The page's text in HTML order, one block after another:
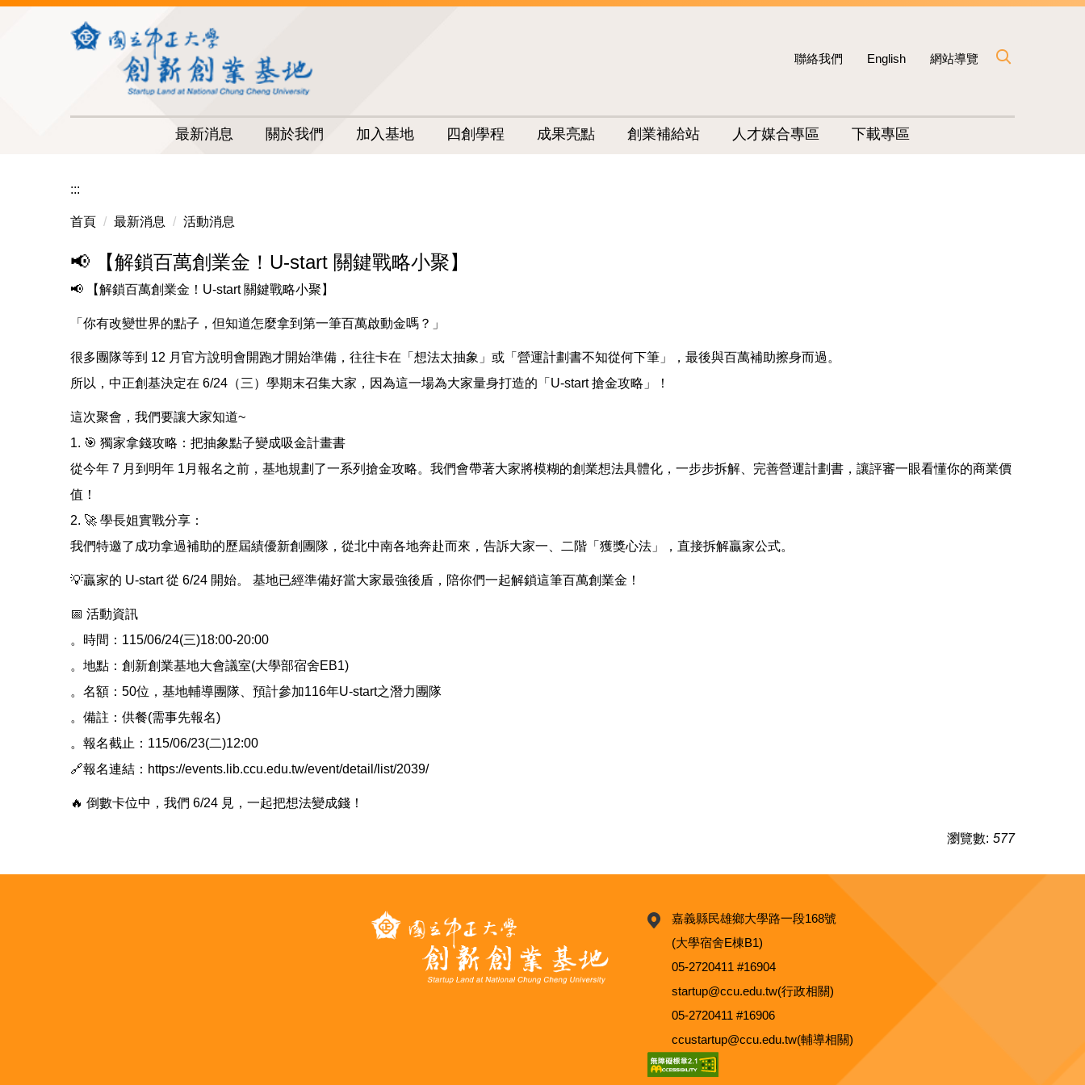
聯絡我們 English 網站導覽
最新消息 關於我們 加入基地 四創學程 成果亮點 創業補給站 人才媒合專區 下載專區
:::
首頁 最新消息 活動消息
📢 【解鎖百萬創業金！U-start 關鍵戰略小聚】
📢 【解鎖百萬創業金！U-start 關鍵戰略小聚】
「你有改變世界的點子，但知道怎麼拿到第一筆百萬啟動金嗎？」
很多團隊等到 12 月官方說明會開跑才開始準備，往往卡在「想法太抽象」或「營運計劃書不知從何下筆」，最後與百萬補助擦身而過。
所以，中正創基決定在 6/24（三）學期末召集大家，因為這一場為大家量身打造的「U-start 搶金攻略」！
這次聚會，我們要讓大家知道~
1. 🎯 獨家拿錢攻略：把抽象點子變成吸金計畫書
從今年 7 月到明年 1月報名之前，基地規劃了一系列搶金攻略。我們會帶著大家將模糊的創業想法具體化，一步步拆解、完善營運計劃書，讓評審一眼看懂你的商業價
值！
2. 🚀 學長姐實戰分享：
我們特邀了成功拿過補助的歷屆績優新創團隊，從北中南各地奔赴而來，告訴大家一、二階「獲獎心法」，直接拆解贏家公式。
💡贏家的 U-start 從 6/24 開始。 基地已經準備好當大家最強後盾，陪你們一起解鎖這筆百萬創業金！
📅 活動資訊
。時間：115/06/24(三)18:00-20:00
。地點：創新創業基地大會議室(大學部宿舍EB1)
。名額：50位，基地輔導團隊、預計參加116年U-start之潛力團隊
。備註：供餐(需事先報名)
。報名截止：115/06/23(二)12:00
🔗報名連結：https://events.lib.ccu.edu.tw/event/detail/list/2039/
🔥 倒數卡位中，我們 6/24 見，一起把想法變成錢！
瀏覽數: 577
嘉義縣民雄鄉大學路一段168號
(大學宿舍E棟B1)
05-2720411 #16904
startup@ccu.edu.tw(行政相關)
05-2720411 #16906
ccustartup@ccu.edu.tw(輔導相關)